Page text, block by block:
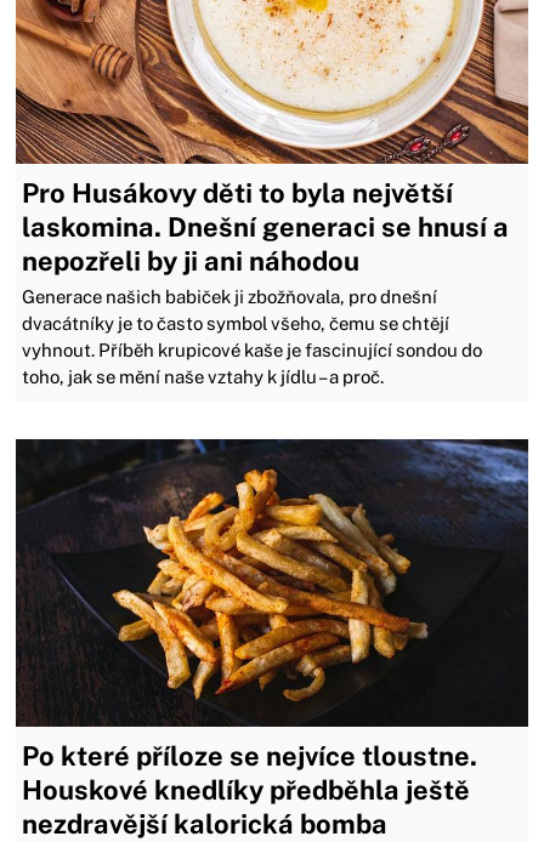
Pro Husákovy děti to byla největší
laskomina. Dnešní generaci se hnusí a
nepozřeli by ji ani náhodou
Generace našich babiček ji zbožňovala, pro dnešní
dvacátníky je to často symbol všeho, čemu se chtějí
vyhnout. Příběh krupicové kaše je fascinující sondou do
toho, jak se mění naše vztahy k jídlu – a proč.
Po které příloze se nejvíce tloustne.
Houskové knedlíky předběhla ještě
nezdravější kalorická bomba